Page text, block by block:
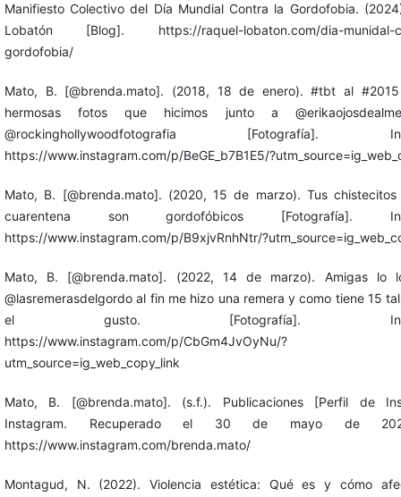
Manifiesto Colectivo del Día Mundial Contra la Gordofobia.
Lobatón [Blog]. https://raquel-lobaton.com/dia-munidal-
gordofobia/
Mato, B. [@brenda.mato]. (2018, 18 de enero). #tbt al
hermosas fotos que hicimos junto a
@rockinghollywoodfotografia [Fotografía].
https://www.instagram.com/p/BeGE_b7B1E5/
Mato, B. [@brenda.mato]. (2020, 15 de marzo). Tus
cuarentena son gordofóbicos [Fotografía].
https://www.instagram.com/p/B9xjvRnhNtr/
Mato, B. [@brenda.mato]. (2022, 14 de marzo). Amigas lo
@lasremerasdelgordo al fin me hizo una remera y como tiene 15
el gusto. [Fotografía].
https://www.instagram.com/p/CbGm4JvOyNu/?
utm_source=ig_web_copy_link
Mato, B. [@brenda.mato]. (s.f.). Publicaciones [Perfil de
Instagram. Recuperado el 30 de mayo de
https://www.instagram.com/brenda.mato/
Montagud, N. (2022). Violencia estética: Qué es y cómo